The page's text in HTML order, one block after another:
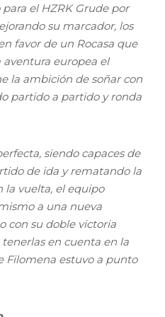
el HZRK Grude por
su marcador, los
favor de un Rocasa que
aventura europea el
la ambición de soñar con
partido a partido y ronda
siendo capaces de
de ida y rematando la
la vuelta, el equipo
a una nueva
con su doble victoria
en cuenta en la
Filomena estuvo a punto